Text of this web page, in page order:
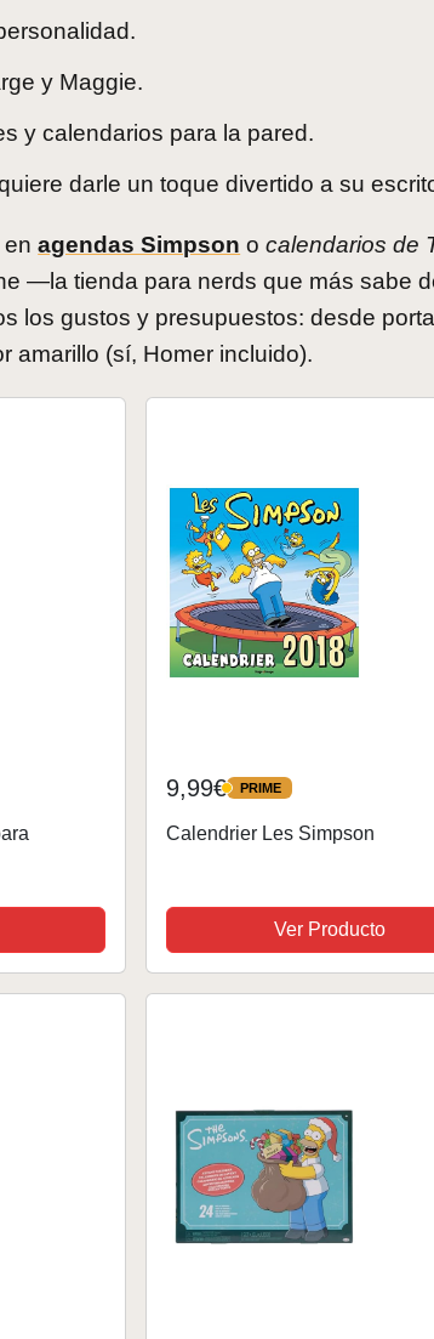
y Maggie.
y calendarios para la pared.
darle un toque divertido a su
enagendas Simpson ocalendarios de
—la tienda para nerds que más sabe
los gustos y presupuestos: desde
amarillo (sí, Homer incluido).
9,99€ PRIME
PRIME
Calendrier Les Simpson
Ver Producto